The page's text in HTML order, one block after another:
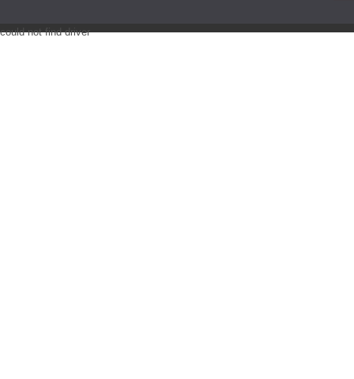
could not find driver